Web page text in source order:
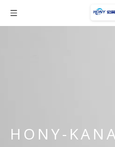
HONY-